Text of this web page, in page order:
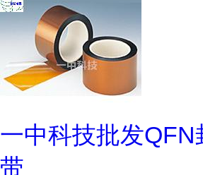
一中科技批发QFN
带